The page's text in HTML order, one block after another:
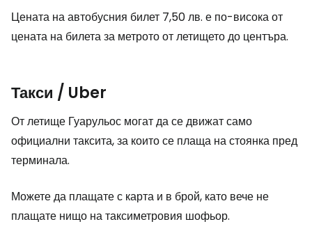
Цената на автобусния билет 7,50 лв. е по-висока от
цената на билета за метрото от летището до центъра.
Такси / Uber
От летище Гуарульос могат да се движат само
официални таксита, за които се плаща на стоянка пред
терминала.
Можете да плащате с карта и в брой, като вече не
плащате нищо на таксиметровия шофьор.